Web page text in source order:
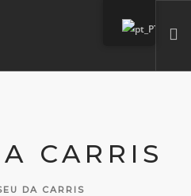
CARRIS
DA CARRIS